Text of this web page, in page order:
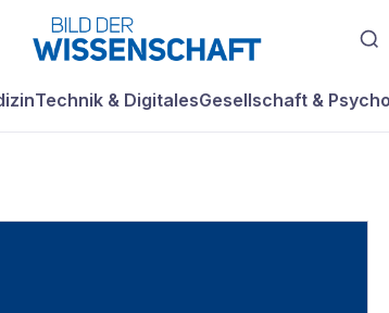
Technik & DigitalesGesellschaft &